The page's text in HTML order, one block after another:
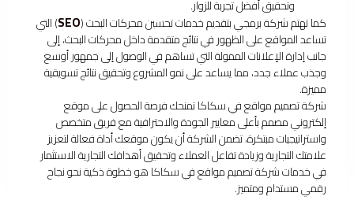
وتحقيق أفضل تجربة للزوار.
كما تهتم شركة برمجي بتقديم خدمات تحسين محركات البحث (SEO) التي
تساعد المواقع على الظهور في نتائج متقدمة داخل محركات البحث، إلى
جانب إدارة الإعلانات الممولة التي تساهم في الوصول إلى جمهور أوسع
وجذب عملاء جدد، مما يساعد على نمو المشروع وتحقيق نتائج تسويقية
مميزة.
شركة تصميم مواقع في سكاكا تمنحك فرصة الحصول على موقع
إلكتروني مصمم بأعلى معايير الجودة والاحترافية مع فريق متخصص
واستراتيجيات مبتكرة، تضمن الشركة أن يكون موقعك أداة فعالة لتعزيز
علامتك التجارية وزيادة تفاعل العملاء وتحقيق أهدافك التجارية الاستثمار
في خدمات شركة تصميم مواقع في سكاكا هو خطوة ذكية نحو نجاح
رقمي مستدام ومتميز.